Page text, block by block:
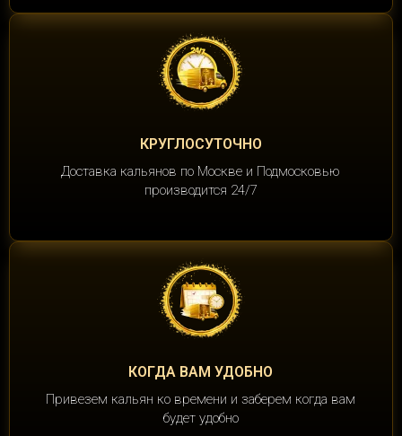
КРУГЛОСУТОЧНО
Доставка кальянов по Москве и Подмосковью
производится 24/7
КОГДА ВАМ УДОБНО
Привезем кальян ко времени и заберем когда вам
будет удобно